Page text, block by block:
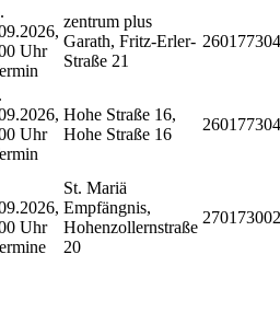
Uhr
zentrum plus
Garath, Fritz-Erler-
Straße 21
Uhr
Hohe Straße 16,
Hohe Straße 16
Uhr
St. Mariä
Empfängnis,
Hohenzollernstraße
20
270173002